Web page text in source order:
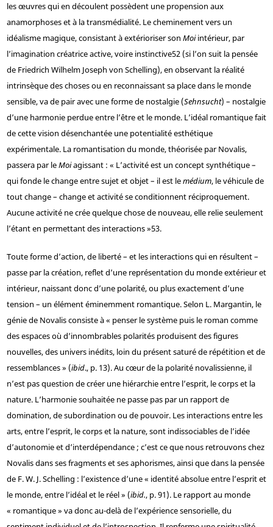
les œuvres qui en découlent possèdent une propension aux
anamorphoses et à la transmédialité. Le cheminement vers un
idéalisme magique, consistant à extérioriser son Moiintérieur, par
l’imagination créatrice active, voire instinctive52(si l’on suit la pensée
de Friedrich Wilhelm Joseph von Schelling), en observant la réalité
intrinsèque des choses ou en reconnaissant sa place dans le monde
sensible, va de pair avec une forme de nostalgie (Sehnsucht) – nostalgie
d’une harmonie perdue entre l’être et le monde. L’idéal romantique fait
de cette vision désenchantée une potentialité esthétique
expérimentale. La romantisation du monde, théorisée par Novalis,
passera par leMoiagissant : « L’activité est un concept synthétique –
qui fonde le change entre sujet et objet – il est lemédium, le véhicule de
tout change – change et activité se conditionnent réciproquement.
Aucune activité ne crée quelque chose de nouveau, elle relie seulement
l’étant en permettant des interactions »53.
Toute forme d’action, de liberté – et les interactions qui en résultent –
passe par la création, reflet d’une représentation du monde extérieur et
intérieur, naissant donc d’une polarité, ou plus exactement d’une
tension – un élément éminemment romantique. Selon L. Margantin, le
génie de Novalis consiste à « penser le système puis le roman comme
des espaces où d’innombrables polarités produisent des figures
nouvelles, des univers inédits, loin du présent saturé de répétition et de
ressemblances » (ibid., p. 13). Au cœur de la polarité novalissienne, il
n’est pas question de créer une hiérarchie entre l’esprit, le corps et la
nature. L’harmonie souhaitée ne passe pas par un rapport de
domination, de subordination ou de pouvoir. Les interactions entre les
arts, entre l’esprit, le corps et la nature, sont indissociables de l’idée
d’autonomie et d’interdépendance ; c’est ce que nous retrouvons chez
Novalis dans ses fragments et ses aphorismes, ainsi que dans la pensée
de F. W. J. Schelling : l’existence d’une « identité absolue entre l’esprit et
le monde, entre l’idéal et le réel » (ibid., p. 91). Le rapport au monde
« romantique » va donc au-delà de l’expérience sensorielle, du